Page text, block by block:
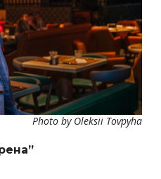
Photo by Oleksii Tovpyha